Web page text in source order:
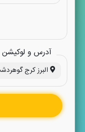
آدرس و لوکیشن
البرز کرج